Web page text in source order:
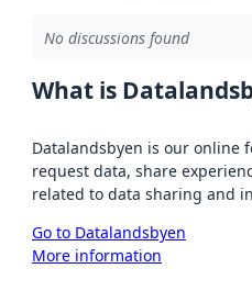
No discussions found
What is
Datalandsbyen is our online
request data, share
related to data sharing and
Go to Datalandsbyen
More information